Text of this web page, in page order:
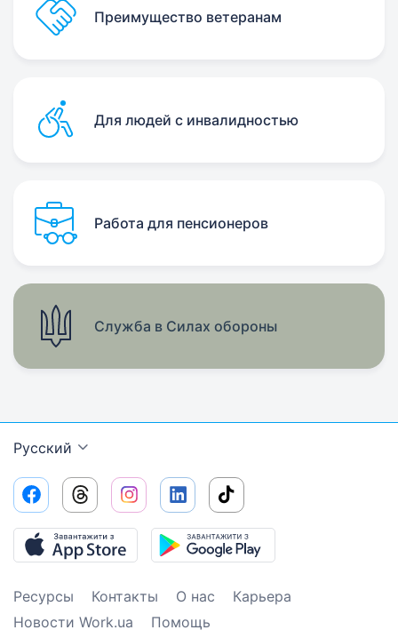
Преимущество ветеранам
Для людей с инвалидностью
Работа для пенсионеров
Служба в Силах обороны
Русский
Ресурсы Контакты О нас
Карьера
Новости Work.ua
Помощь